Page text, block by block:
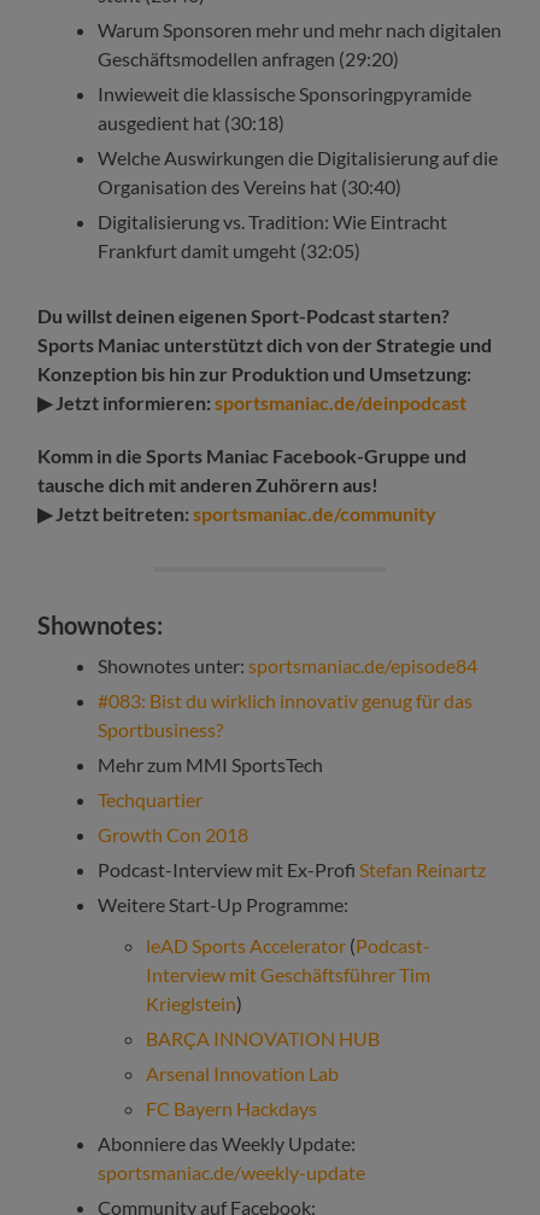
Warum Sponsoren mehr und mehr nach digitalen
Geschäftsmodellen anfragen (29:20)
Inwieweit die klassische Sponsoringpyramide
ausgedient hat (30:18)
Welche Auswirkungen die Digitalisierung auf die
Organisation des Vereins hat (30:40)
Digitalisierung vs. Tradition: Wie Eintracht
Frankfurt damit umgeht (32:05)
Du willst deinen eigenen Sport-Podcast starten?
Sports Maniac unterstützt dich von der Strategie und
Konzeption bis hin zur Produktion und Umsetzung:
▶ Jetzt informieren:sportsmaniac.de/deinpodcast
Komm in die Sports Maniac Facebook-Gruppe und
tausche dich mit anderen Zuhörern aus!
▶ Jetzt beitreten:sportsmaniac.de/community
Shownotes:
Shownotes unter:sportsmaniac.de/episode84
#083: Bist du wirklich innovativ genug für das
Sportbusiness?
Mehr zum MMI SportsTech
Techquartier
Growth Con 2018
Podcast-Interview mit Ex-ProfiStefan Reinartz
Weitere Start-Up Programme:
leAD Sports Accelerator (Podcast-
Interview mit Geschäftsführer Tim
Krieglstein)
BARÇA INNOVATION HUB
Arsenal Innovation Lab
FC Bayern Hackdays
Abonniere das Weekly Update:
sportsmaniac.de/weekly-update
Community auf Facebook: